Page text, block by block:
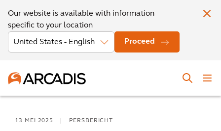
Our website is available with information
specific to your location
Proceed
13 MEI 2025 PERSBERICHT